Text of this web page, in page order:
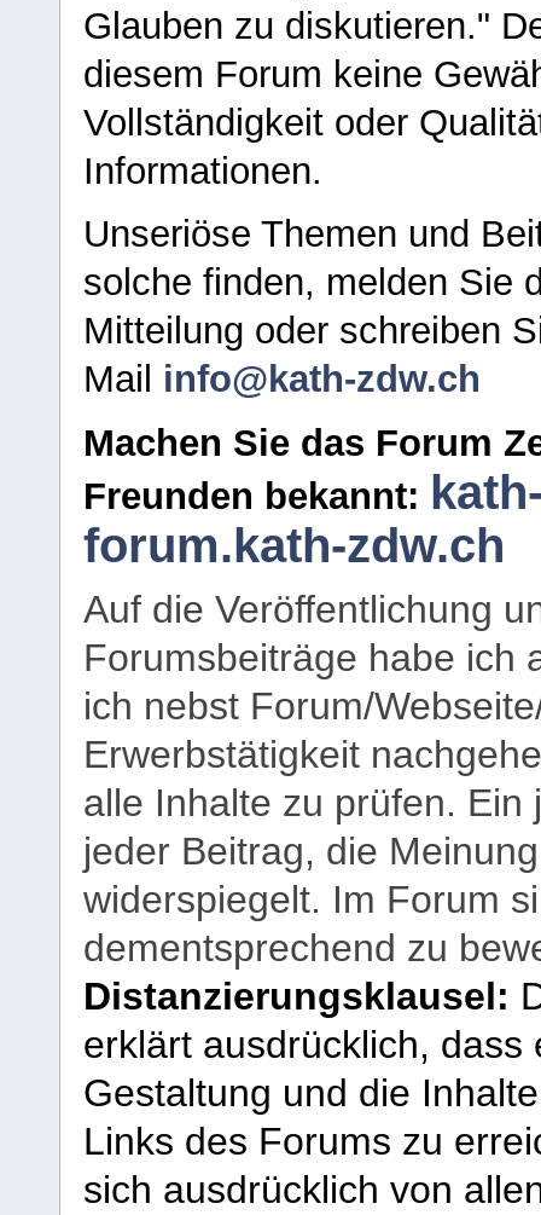
Glauben zu diskutieren."
diesem Forum keine
Vollständigkeit oder
Informationen.
Unseriöse Themen und
solche finden, melden Sie
Mitteilung oder schreiben
Mail info@kath-zdw.ch
Machen Sie das Forum
Freunden bekannt:
forum.kath-zdw.ch
Auf die Veröffentlichung
Forumsbeiträge habe ich
ich nebst Forum/
Erwerbstätigkeit
alle Inhalte zu prüfen.
jeder Beitrag, die
widerspiegelt. Im Forum
dementsprechend zu
Distanzierungsklausel:
erklärt ausdrücklich,
Gestaltung und die
Links des Forums zu
sich ausdrücklich von